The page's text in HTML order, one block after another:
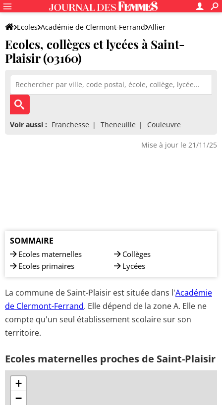
Ecoles Académie de Clermont-Ferrand Allier
Ecoles, collèges et lycées à Saint-
Plaisir (03160)
Voir aussi : Franchesse Theneuille Couleuvre
Mise à jour le 21/11/25
SOMMAIRE
Ecoles maternelles
Ecoles primaires
Collèges
Lycées
La commune de Saint-Plaisir est située dans l'Académie
de Clermont-Ferrand. Elle dépend de la zone A. Elle ne
compte qu'un seul établissement scolaire sur son
territoire.
Ecoles maternelles proches de Saint-Plaisir
+
−